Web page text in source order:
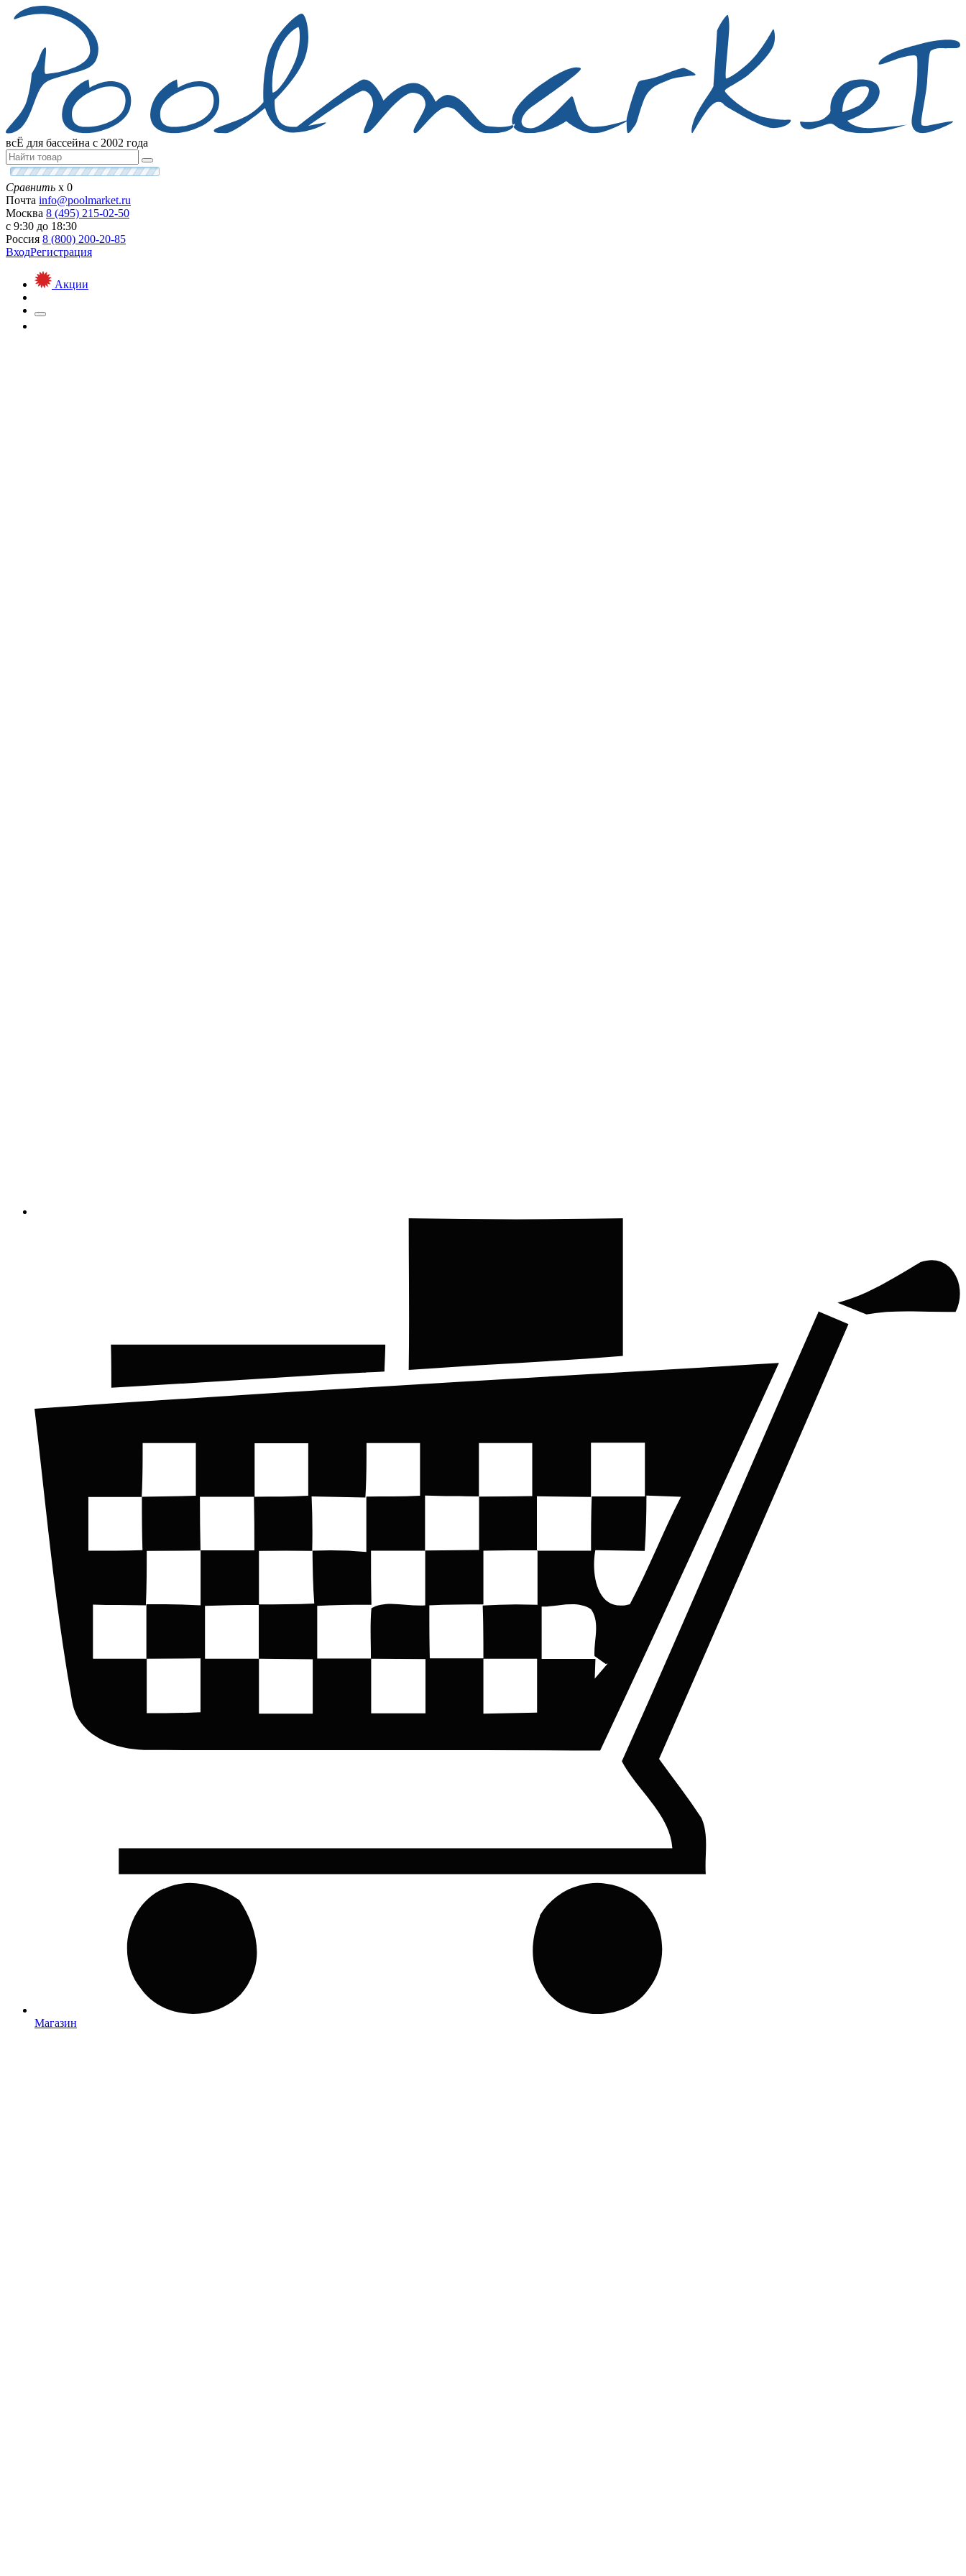
всЁ для бассейна с 2002 года
Сравнить х 0
Почта info@poolmarket.ru
Москва 8 (495) 215-02-50
с 9:30 до 18:30
Россия 8 (800) 200-20-85
ВходРегистрация
Акции
Магазин